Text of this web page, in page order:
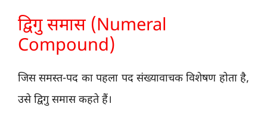
द्विगु समास (Numeral
Compound)
जिस समस्त-पद का पहला पद संख्यावाचक विशेषण होता है,
उसे द्विगु समास कहते हैं।